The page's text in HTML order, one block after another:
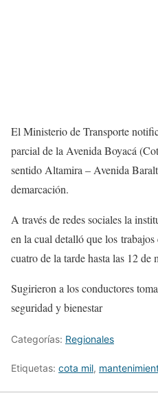
El Ministerio de Transporte
parcial de la Avenida Boyacá
sentido Altamira – Avenida
demarcación.
A través de redes sociales la
en la cual detalló que los
cuatro de la tarde hasta las 12 de
Sugirieron a los conductores
seguridad y bienestar
Categorías: Regionales
Etiquetas: cota mil,